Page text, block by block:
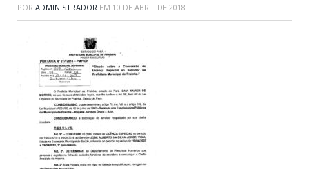
POR ADMINISTRADOR EM 10 DE ABRIL DE 2018